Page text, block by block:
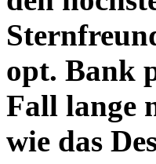
opt. Bank
Fall lange
wie das